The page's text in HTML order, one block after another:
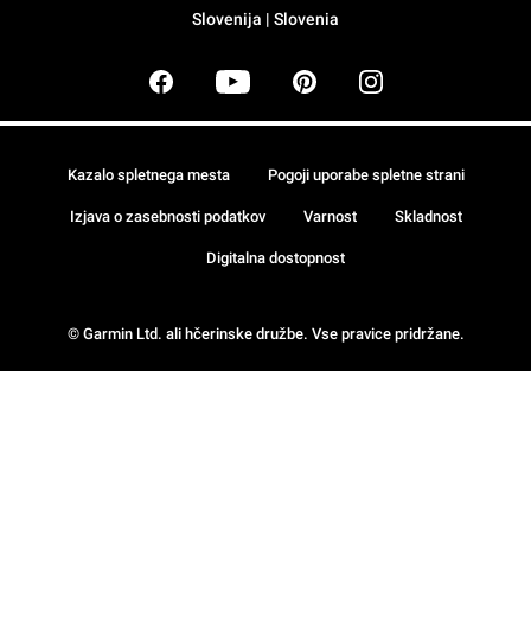
Slovenija | Slovenia
© Garmin Ltd. ali hčerinske družbe. Vse pravice pridržane.
Kazalo spletnega mesta Pogoji uporabe spletne strani
Izjava o zasebnosti podatkov Varnost Skladnost
Digitalna dostopnost